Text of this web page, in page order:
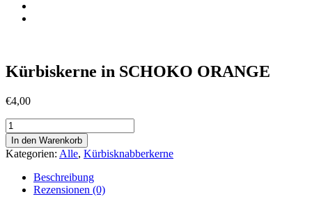
Kürbiskerne in SCHOKO ORANGE
€4,00
Kürbiskerne
in
SCHOKO
ORANGE
Menge
In den Warenkorb
Kategorien: Alle, Kürbisknabberkerne
Beschreibung
Rezensionen (0)